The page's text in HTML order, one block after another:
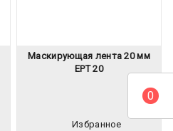
Маскирующая лента 20 мм
EPT 20
Избранное
0